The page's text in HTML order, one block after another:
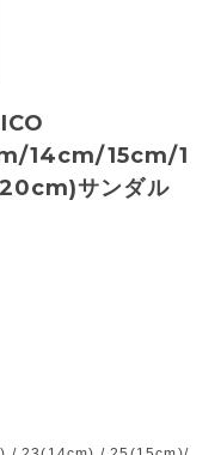
14cm/15cm/1
サンダル